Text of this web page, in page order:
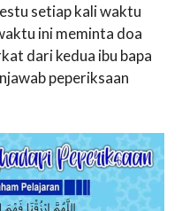
setiap kali waktu
ini meminta doa
dari kedua ibu bapa
peperiksaan